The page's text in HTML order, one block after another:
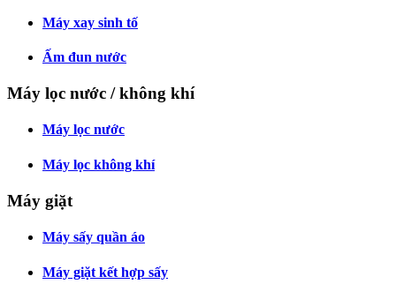
Máy xay sinh tố
Ấm đun nước
Máy lọc nước / không khí
Máy lọc nước
Máy lọc không khí
Máy giặt
Máy sấy quần áo
Máy giặt kết hợp sấy